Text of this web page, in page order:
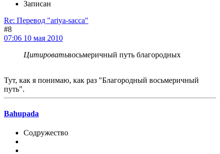
Записан
Re: Перевод "ariya-sacca"
#8
07:06 10 мая 2010
Цитироватьвосьмеричный путь благородных
Тут, как я понимаю, как раз "Благородный восьмеричный
путь".
Bahupada
Содружество